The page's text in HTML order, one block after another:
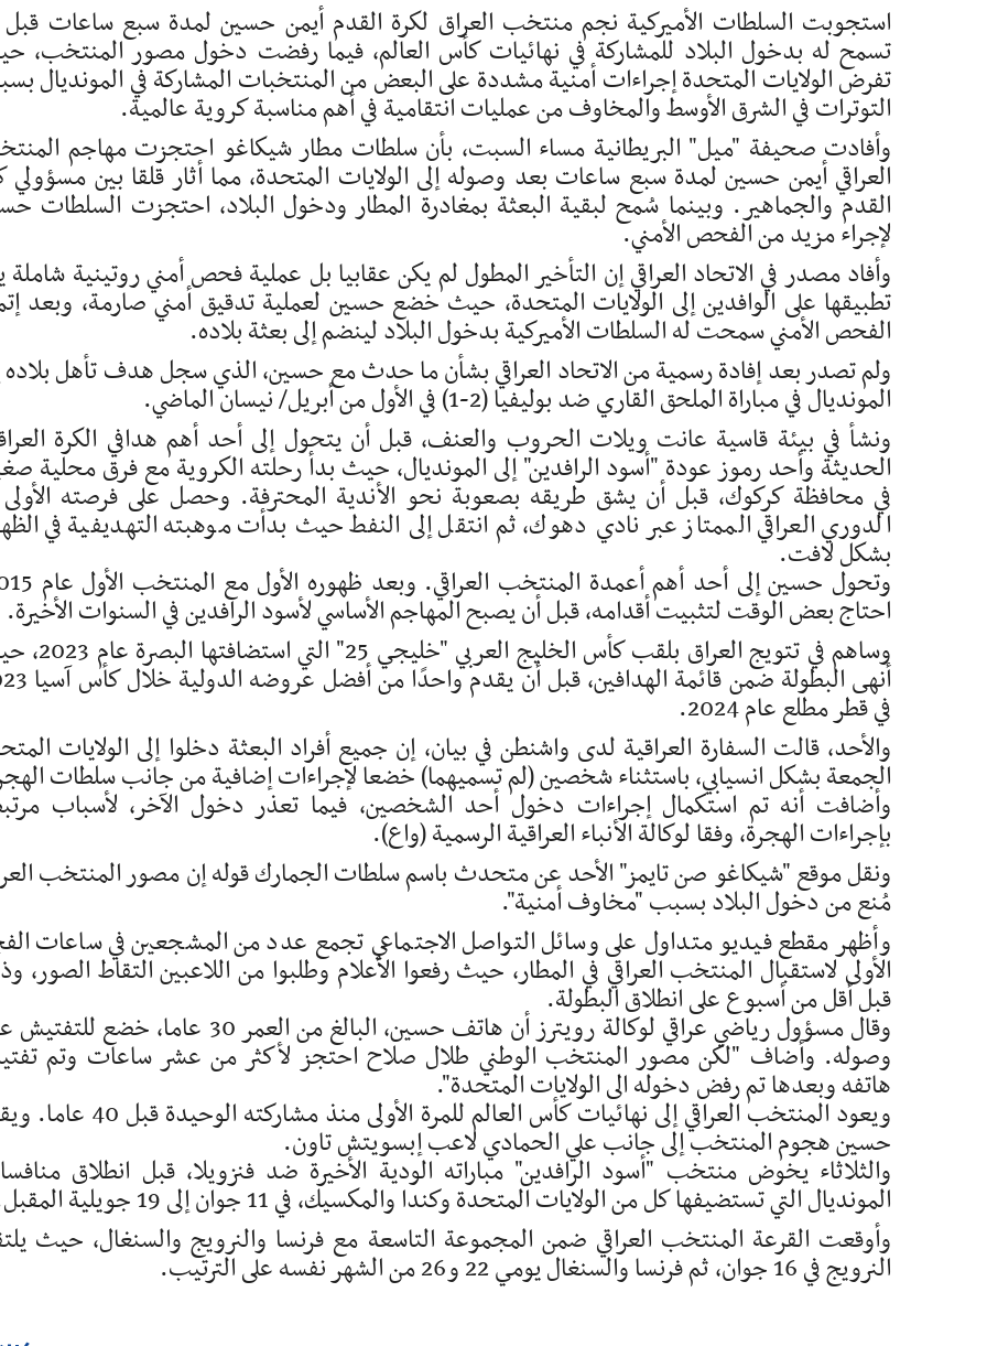
استجوبت السلطات الأميركية نجم منتخب العراق لكرة القدم أيمن حسين لمدة سبع ساعات
تسمح له بدخول البلاد للمشاركة في نهائيات كأس العالم، فيما رفضت دخول مصور المنتخب،
تفرض الولايات المتحدة إجراءات أمنية مشددة على البعض من المنتخبات المشاركة في المونديال
التوترات في الشرق الأوسط والمخاوف من عمليات انتقامية في أهم مناسبة كروية عالمية.
وأفادت صحيفة "ميل" البريطانية مساء السبت، بأن سلطات مطار شيكاغو احتجزت مهاجم
العراقي أيمن حسين لمدة سبع ساعات بعد وصوله إلى الولايات المتحدة، مما أثار قلقا بين مسؤولي
القدم والجماهير. وبينما سُمح لبقية البعثة بمغادرة المطار ودخول البلاد، احتجزت السلطات
لإجراء مزيد من الفحص الأمني.
وأفاد مصدر في الاتحاد العراقي إن التأخير المطول لم يكن عقابيا بل عملية فحص أمني روتينية شاملة
تطبيقها على الوافدين إلى الولايات المتحدة، حيث خضع حسين لعملية تدقيق أمني صارمة، وبعد
الفحص الأمني سمحت له السلطات الأميركية بدخول البلاد لينضم إلى بعثة بلاده.
ولم تصدر بعد إفادة رسمية من الاتحاد العراقي بشأن ما حدث مع حسين، الذي سجل هدف تأهل بلاده
المونديال في مباراة الملحق القاري ضد بوليفيا (2-1) في الأول من أبريل/ نيسان الماضي.
ونشأ في بيئة قاسية عانت ويلات الحروب والعنف، قبل أن يتحول إلى أحد أهم هدافي الكرة
الحديثة وأحد رموز عودة "أسود الرافدين" إلى المونديال، حيث بدأ رحلته الكروية مع فرق محلية
في محافظة كركوك، قبل أن يشق طريقه بصعوبة نحو الأندية المحترفة. وحصل على فرصته
الدوري العراقي الممتاز عبر نادي دهوك، ثم انتقل إلى النفط حيث بدأت موهبته التهديفية في
بشكل لافت.
احتاج بعض الوقت لتثبيت أقدامه، قبل أن يصبح المهاجم الأساسي لأسود الرافدين في السنوات الأخيرة.
وساهم في تتويج العراق بلقب كأس الخليج
أنهى البطولة ضمن قائمة الهدافين،
في قطر مطلع عام 2024.
والأحد، قالت السفارة العراقية لدى واشنطن في بيان، إن جميع أفراد البعثة دخلوا إلى الولايات
الجمعة بشكل انسيابي، باستثناء شخصين (لم تسميهما) خضعا لإجراءات إضافية من جانب سلطات
وأضافت أنه تم استكمال إجراءات دخول أحد الشخصين، فيما تعذر دخول الآخر، لأسباب
بإجراءات الهجرة، وفقا لوكالة الأنباء العراقية الرسمية (واع).
ونقل موقع "شيكاغو صن تايمز" الأحد عن متحدث باسم سلطات الجمارك قوله إن مصور المنتخب
مُنع من دخول البلاد بسبب "مخاوف أمنية".
وأظهر مقطع فيديو متداول على وسائل التواصل الاجتماعي تجمع عدد من المشجعين في ساعات
الأولى لاستقبال المنتخب العراقي في المطار، حيث رفعوا الأعلام وطلبوا ‌من اللاعبين التقاط الصور،
قبل أقل من أسبوع على انطلاق البطولة.
وقال مسؤول رياضي عراقي لوكالة رويترز ‌أن هاتف حسين، البالغ من العمر 30 عاما،
وصوله. وأضاف "لكن مصور المنتخب الوطني طلال صلاح احتجز لأكثر من عشر ساعات وتم
هاتفه وبعدها تم رفض دخوله الى الولايات المتحدة".
ويعود المنتخب العراقي إلى نهائيات كأس العالم للمرة الأولى منذ
حسين هجوم المنتخب إلى جانب علي الحمادي لاعب إبسويتش تاون.
والثلاثاء يخوض منتخب "أسود الرافدين" مباراته الودية الأخيرة ضد فنزويلا، قبل انطلاق
المونديال التي تستضيفها كل من الولايات المتحدة وكندا والمكسيك، في 11 جوان إلى 19 جويلية المقبل.
وأوقعت القرعة المنتخب العراقي ضمن المجموعة التاسعة مع فرنسا والنرويج والسنغال، حيث
النرويج في 16 جوان، ثم فرنسا والسنغال يومي 22 و26 من الشهر نفسه على الترتيب.